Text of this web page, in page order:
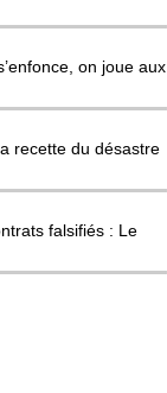
on joue aux
recette du désastre
falsifiés : Le